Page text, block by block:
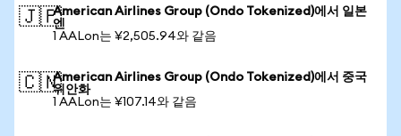
🇯🇵American Airlines Group (Ondo Tokenized)에서 일본
엔
1 AALon는 ¥2,505.94와 같음
🇨🇳American Airlines Group (Ondo Tokenized)에서 중국
위안화
1 AALon는 ¥107.14와 같음